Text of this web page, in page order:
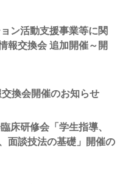
ン活動支援事業等に関
報交換会 追加開催～開
換会開催のお知らせ
床研修会「学生指導、
面談技法の基礎」開催の